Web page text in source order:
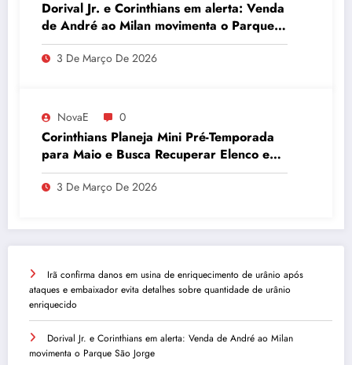
Dorival Jr. e Corinthians em alerta: Venda
de André ao Milan movimenta o Parque
São Jorge
3 De Março De 2026
NovaE 0
Corinthians Planeja Mini Pré-Temporada
para Maio e Busca Recuperar Elenco e
Desempenho
3 De Março De 2026
Irã confirma danos em usina de enriquecimento de urânio após
ataques e embaixador evita detalhes sobre quantidade de urânio
enriquecido
Dorival Jr. e Corinthians em alerta: Venda de André ao Milan
movimenta o Parque São Jorge